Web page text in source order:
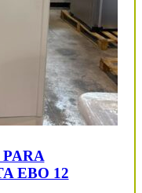
EBO 12